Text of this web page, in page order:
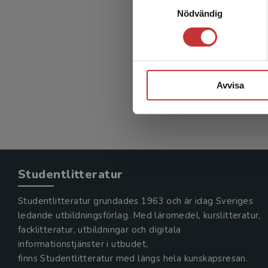
Nödvändig
Avvisa
Porko-
Exkl.
Studentlitteratur
Studentlitteratur grundades 1963 och är idag Sveriges
ledande utbildningsförlag. Med läromedel, kurslitteratur,
facklitteratur, utbildningar och digitala
informationstjänster i utbudet,
finns Studentlitteratur med längs hela kunskapsresan.